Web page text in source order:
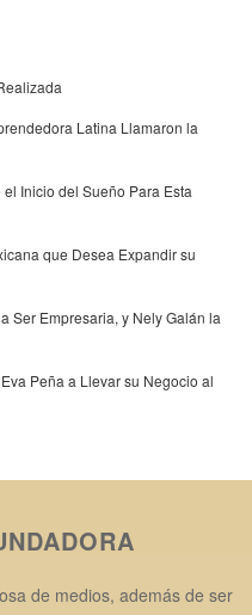
Latina Llamaron la
Inicio del Sueño Para Esta
que Desea Expandir su
Ser Empresaria, y Nely Galán la
Peña a Llevar su Negocio al
de medios, además de ser